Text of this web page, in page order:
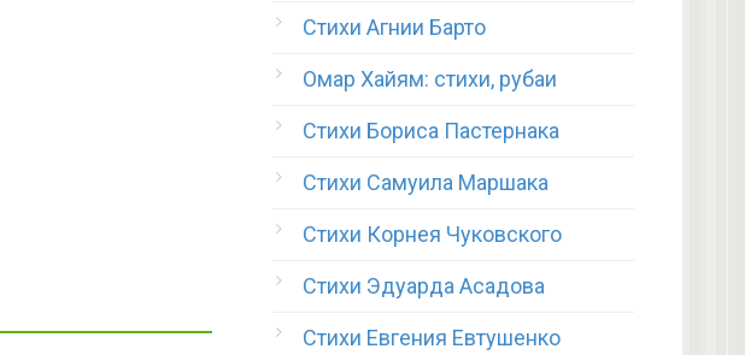
Стихи Агнии Барто
Омар Хайям: стихи, рубаи
Стихи Бориса Пастернака
Стихи Самуила Маршака
Стихи Корнея Чуковского
Стихи Эдуарда Асадова
Стихи Евгения Евтушенко